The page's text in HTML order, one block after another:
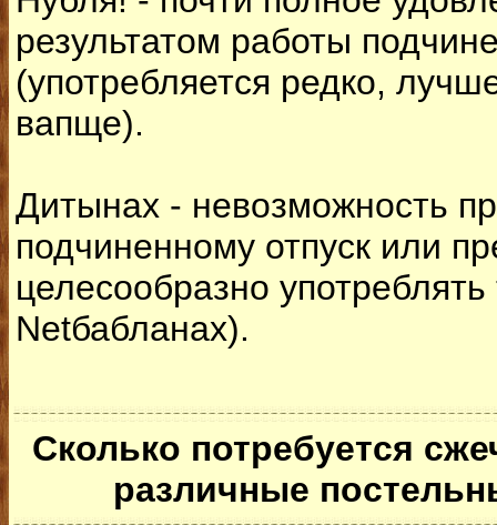
результатом работы
(употребляется редко,
вапще).
Дитынах - невозможность
подчиненному отпуск или
целесообразно
Netбабланах).
Сколько потребуется
различные